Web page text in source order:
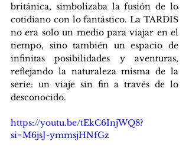
británica, simbolizaba la fusión de lo
cotidiano con lo fantástico. La TARDIS
no era solo un medio para viajar en el
tiempo, sino también un espacio de
infinitas posibilidades y aventuras,
reflejando la naturaleza misma de la
serie: un viaje sin fin a través de lo
desconocido.
https://youtu.be/tEkC6InjWQ8?
si=M6jsJ-ymmsjHNfGz